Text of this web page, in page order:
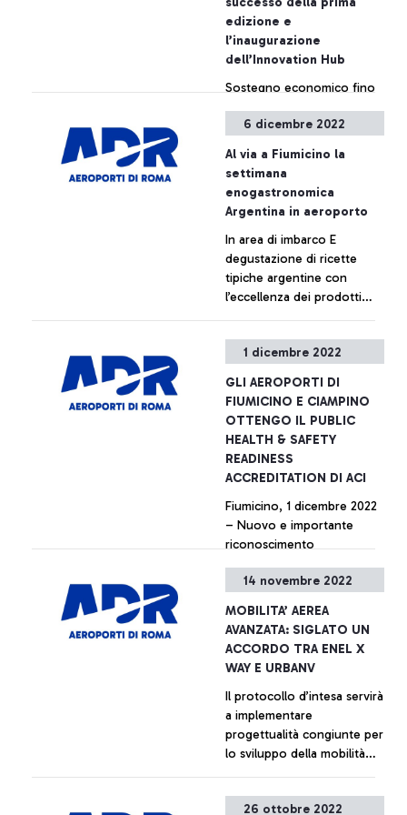
edizione e
l’inaugurazione
dell’Innovation Hub
Sostegno economico fino
opportunità commerciali
per le startup fino a 2
milioni di euro
+ Approfondisci
6 dicembre 2022
Al via a Fiumicino la
settimana
enogastronomica
Argentina in aeroporto
In area di imbarco E
degustazione di ricette
tipiche argentine con
l’eccellenza dei prodotti
+ Approfondisci
1 dicembre 2022
GLI AEROPORTI DI
FIUMICINO E CIAMPINO
OTTENGO IL PUBLIC
HEALTH & SAFETY
READINESS
ACCREDITATION DI ACI
Fiumicino, 1 dicembre 2022
– Nuovo e importante
riconoscimento
Aeroporti di Roma. Gli
certificazione “Public
Health & Safety Readiness
Accreditation” da parte di
Airports Council
International (ACI),
l’associazione indipendente
che rileva il gradimento dei
+ Approfondisci
14 novembre 2022
MOBILITA’ AEREA
AVANZATA: SIGLATO UN
ACCORDO TRA ENEL X
WAY E URBANV
Il protocollo d’intesa servirà
a implementare
progettualità congiunte per
lo sviluppo della mobilità
infrastrutture elettriche e di
+ Approfondisci
26 ottobre 2022